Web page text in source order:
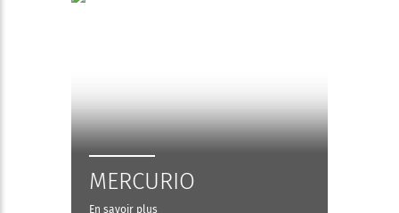
MERCURIO
En savoir plus